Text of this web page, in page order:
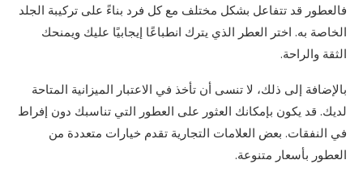
فالعطور قد تتفاعل بشكل مختلف مع كل فرد بناءً على تركيبة الجلد
الخاصة به. اختر العطر الذي يترك انطباعًا إيجابيًا عليك ويمنحك
الثقة والراحة.
بالإضافة إلى ذلك، لا تنسى أن تأخذ في الاعتبار الميزانية المتاحة
لديك. قد يكون بإمكانك العثور على العطور التي تناسبك دون إفراط
في النفقات. بعض العلامات التجارية تقدم خيارات متعددة من
العطور بأسعار متنوعة.